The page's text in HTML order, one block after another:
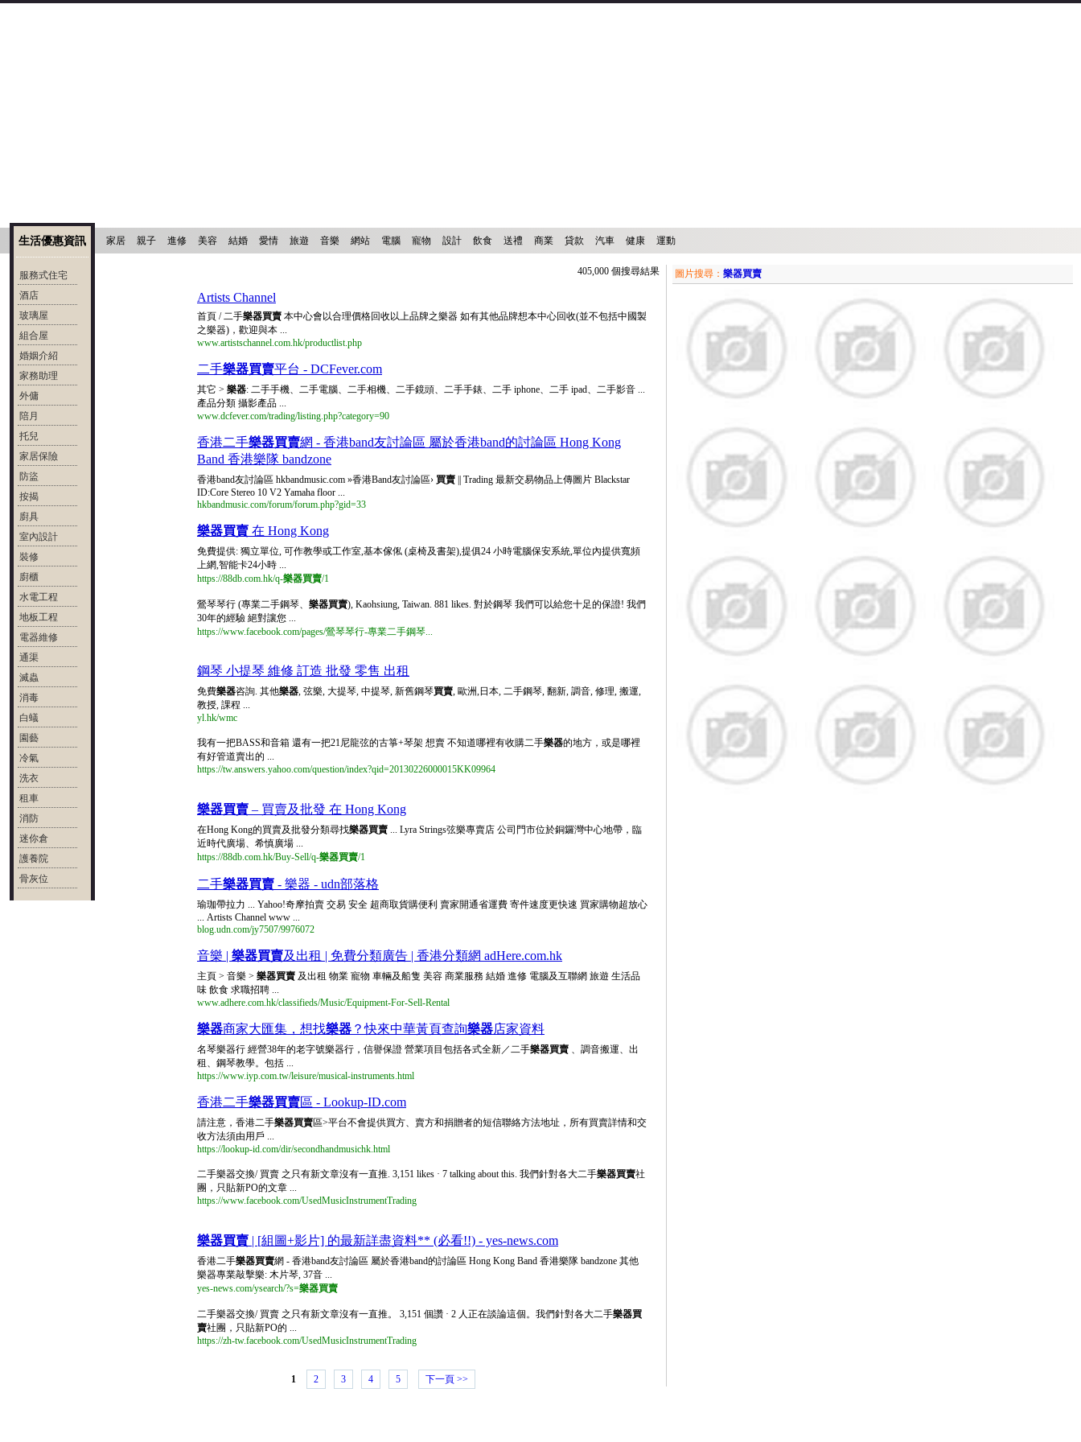
家居 親子 進修 美容 結婚 愛情 旅遊 音樂 網站 電腦 寵物 設計 飲食 送禮 商業 貸款 汽車 健康 運動
生活優惠資訊
服務式住宅
酒店
玻璃屋
組合屋
婚姻介紹
家務助理
外傭
陪月
托兒
家居保險
防盜
按揭
廚具
室內設計
裝修
廚櫃
水電工程
地板工程
電器維修
通渠
滅蟲
消毒
白蟻
園藝
冷氣
洗衣
租車
消防
迷你倉
護養院
骨灰位
405,000 個搜尋結果
Artists Channel
首頁 / 二手樂器買賣 本中心會以合理價格回收以上品牌之樂器 如有其他品牌想本中心回收(並不包括中國製
之樂器)，歡迎與本 ...
www.artistschannel.com.hk/productlist.php
二手樂器買賣平台 - DCFever.com
其它 > 樂器: 二手手機、二手電腦、二手相機、二手鏡頭、二手手錶、二手 iphone、二手 ipad、二手影音 ...
產品分類 攝影產品 ...
www.dcfever.com/trading/listing.php?category=90
香港二手樂器買賣網 - 香港band友討論區 屬於香港band的討論區 Hong Kong
Band 香港樂隊 bandzone
香港band友討論區 hkbandmusic.com »香港Band友討論區› 買賣 || Trading 最新交易物品上傳圖片 Blackstar
ID:Core Stereo 10 V2 Yamaha floor ...
hkbandmusic.com/forum/forum.php?gid=33
樂器買賣 在 Hong Kong
免費提供: 獨立單位, 可作教學或工作室,基本傢俬 (桌椅及書架),提俱24 小時電腦保安系統,單位內提供寬頻
上網,智能卡24小時 ...
https://88db.com.hk/q-樂器買賣/1
鶯琴琴行 (專業二手鋼琴、 樂器買賣), Kaohsiung, Taiwan. 881 likes. 對於鋼琴 我們可以給您十足的保證! 我們
30年的經驗 絕對讓您 ...
https://www.facebook.com/pages/鶯琴琴行-專業二手鋼琴...
鋼琴 小提琴 維修 訂造 批發 零售 出租
免費樂器咨詢. 其他樂器, 弦樂, 大提琴, 中提琴, 新舊鋼琴買賣, 歐洲,日本, 二手鋼琴, 翻新, 調音, 修理, 搬運,
教授, 課程 ...
yl.hk/wmc
我有一把BASS和音箱 還有一把21尼龍弦的古箏+琴架 想賣 不知道哪裡有收購二手樂器的地方，或是哪裡
有好管道賣出的 ...
https://tw.answers.yahoo.com/question/index?qid=20130226000015KK09964
樂器買賣 – 買賣及批發 在 Hong Kong
在Hong Kong的買賣及批發分類尋找樂器買賣 ... Lyra Strings弦樂專賣店 公司門市位於銅鑼灣中心地帶，臨
近時代廣場、希慎廣場 ...
https://88db.com.hk/Buy-Sell/q-樂器買賣/1
二手樂器買賣 - 樂器 - udn部落格
瑜珈帶拉力 ... Yahoo!奇摩拍賣 交易 安全 超商取貨購便利 賣家開通省運費 寄件速度更快速 買家購物超放心
... Artists Channel www ...
blog.udn.com/jy7507/9976072
音樂 | 樂器買賣及出租 | 免費分類廣告 | 香港分類網 adHere.com.hk
主頁 > 音樂 > 樂器買賣 及出租 物業 寵物 車輛及船隻 美容 商業服務 結婚 進修 電腦及互聯網 旅遊 生活品
味 飲食 求職招聘 ...
www.adhere.com.hk/classifieds/Music/Equipment-For-Sell-Rental
樂器商家大匯集，想找樂器 ？快來中華黃頁查詢樂器店家資料
名琴樂器行 經營38年的老字號樂器行，信譽保證 營業項目包括各式全新／二手樂器買賣 、調音搬運、出
租、鋼琴教學。包括 ...
https://www.iyp.com.tw/leisure/musical-instruments.html
香港二手樂器買賣區 - Lookup-ID.com
請注意，香港二手樂器買賣區>平台不會提供買方、賣方和捐贈者的短信聯絡方法地址，所有買賣詳情和交
收方法須由用戶 ...
https://lookup-id.com/dir/secondhandmusichk.html
二手樂器交換/ 買賣 之只有新文章沒有一直推. 3,151 likes · 7 talking about this. 我們針對各大二手樂器買賣社
團，只貼新PO的文章 ...
https://www.facebook.com/UsedMusicInstrumentTrading
樂器買賣 | [組圖+影片] 的最新詳盡資料** (必看!!) - yes-news.com
香港二手樂器買賣網 - 香港band友討論區 屬於香港band的討論區 Hong Kong Band 香港樂隊 bandzone 其他
樂器專業敲擊樂: 木片琴, 37音 ...
yes-news.com/ysearch/?s=樂器買賣
二手樂器交換/ 買賣 之只有新文章沒有一直推。 3,151 個讚 · 2 人正在談論這個。我們針對各大二手樂器買
賣社團，只貼新PO的 ...
https://zh-tw.facebook.com/UsedMusicInstrumentTrading
1 2 3 4 5 下一頁 >>
圖片搜尋： 樂器買賣